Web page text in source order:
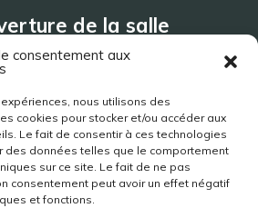
consentement aux
nous utilisons des
cookies pour stocker et/ou accéder aux
Le fait de consentir à ces technologies
des données telles que le comportement
sur ce site. Le fait de ne pas
consentement peut avoir un effet négatif
et fonctions.
de la salle